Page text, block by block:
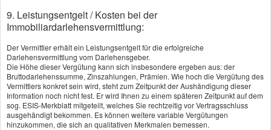
cherung
Vergleichsrechner
Haus- und
licht
Vergleichsrechner
9. Leistungsentgelt / Kosten bei der
Immobiliardarlehensvermittlung:
Der Vermittler erhält ein Leistungsentgelt für die erfolgreiche
Darlehensvermittlung vom Darlehensgeber.
Die Höhe dieser Vergütung kann sich insbesondere ergeben aus: der
Bruttodarlehenssumme, Zinszahlungen, Prämien. Wie hoch die Vergütung des
Vermittlers konkret sein wird, steht zum Zeitpunkt der Aushändigung dieser
Information noch nicht fest. Er wird Ihnen zu einem späteren Zeitpunkt auf dem
sog. ESIS-Merkblatt mitgeteilt, welches Sie rechtzeitig vor Vertragsschluss
ausgehändigt bekommen. Es können weitere variable Vergütungen
hinzukommen, die sich an qualitativen Merkmalen bemessen.